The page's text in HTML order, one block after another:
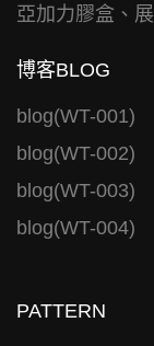
亞加力膠盒、
博客BLOG
blog(WT-001)
blog(WT-002)
blog(WT-003)
blog(WT-004)
PATTERN